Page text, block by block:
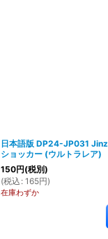
日本語版 DP24-JP031
ショッカー (ウルトラレア)
150円(税別)
(税込 : 165円)
在庫わずか